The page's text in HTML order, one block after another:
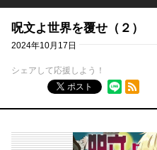
呪文よ世界を覆せ（２）
2024年10月17日
シェアして応援しよう！
ポスト
RSSフィード